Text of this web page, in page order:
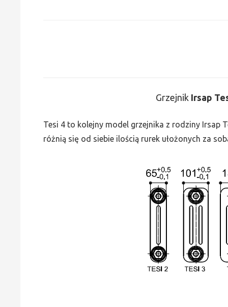
Grzejnik Irsap
Tesi 4 to kolejny model grzejnika z rodziny Irsap
różnią się od siebie ilością rurek ułożonych za